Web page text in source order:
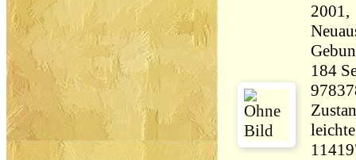
184 Seiten
leichte